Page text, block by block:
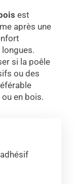
est
après une
si la poêle
ou des
en bois.